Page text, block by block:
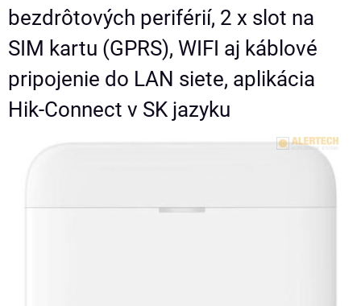
bezdrôtových periférií, 2 x slot na
SIM kartu (GPRS), WIFI aj káblové
pripojenie do LAN siete, aplikácia
Hik-Connect v SK jazyku